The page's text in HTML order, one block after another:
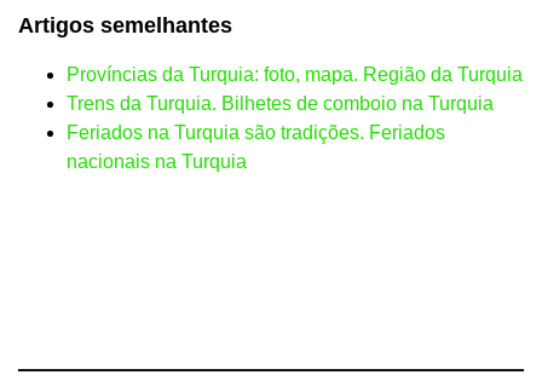
Artigos semelhantes
Províncias da Turquia: foto, mapa. Região da Turquia
Trens da Turquia. Bilhetes de comboio na Turquia
Feriados na Turquia são tradições. Feriados
nacionais na Turquia